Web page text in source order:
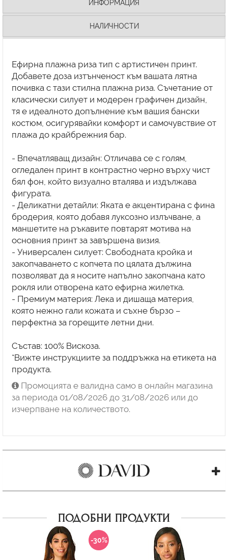
ИНФОРМАЦИЯ
НАЛИЧНОСТИ
Ефирна плажна риза тип с артистичен принт.
Добавете доза изтънченост към вашата лятна
почивка с тази стилна плажна риза. Съчетание от
класически силует и модерен графичен дизайн,
тя е идеалното допълнение към вашия бански
костюм, осигурявайки комфорт и самочувствие от
плажа до крайбрежния бар.
- Впечатляващ дизайн: Отличава се с голям,
огледален принт в контрастно черно върху чист
бял фон, който визуално вталява и издължава
фигурата.
- Деликатни детайли: Яката е акцентирана с фина
бродерия, която добавя луксозно излъчване, а
маншетите на ръкавите повтарят мотива на
основния принт за завършена визия.
- Универсален силует: Свободната кройка и
закопчаването с копчета по цялата дължина
позволяват да я носите напълно закопчана като
рокля или отворена като ефирна жилетка.
- Премиум материя: Лека и дишаща материя,
която нежно гали кожата и съхне бързо –
перфектна за горещите летни дни.
Състав: 100% Вискоза.
*Вижте инструкциите за поддръжка на етикета на
продукта.
Промоцията е валидна само в онлайн магазина
за периода 01/08/2026 до 31/08/2026 или до
изчерпване на количеството.
ПОДОБНИ ПРОДУКТИ
-30%